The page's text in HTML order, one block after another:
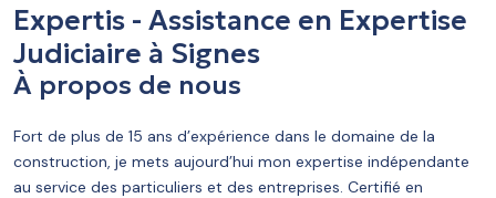
Expertis - Assistance en Expertise
Judiciaire à Signes
À propos de nous
Fort de plus de 15 ans d’expérience dans le domaine de la
construction, je mets aujourd’hui mon expertise indépendante
au service des particuliers et des entreprises. Certifié en